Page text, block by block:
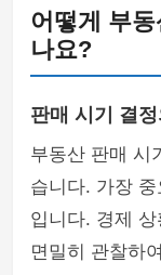
어떻게 부
나요?
판매 시기 결
부동산 판매 시
습니다. 가장
입니다. 경제
면밀히 관찰하